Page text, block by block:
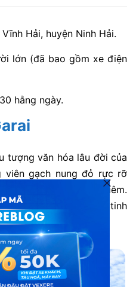
Hải, huyện Ninh Hải.
lớn (đã bao gồm xe điện
hằng ngày.
tượng văn hóa lâu đời của
viên gạch nung đỏ rực rỡ
cổ kính và trang nghiêm.
nghệ thuật điêu khắc tinh